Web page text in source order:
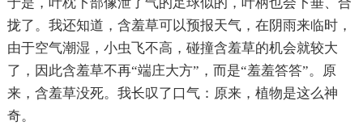
拢了。我还知道，含羞草可以预报天气，在阴雨来临时，
由于空气潮湿，小虫飞不高，碰撞含羞草的机会就较大
了，因此含羞草不再“端庄大方”，而是“羞羞答答”。原
来，含羞草没死。我长叹了口气：原来，植物是这么神
奇。